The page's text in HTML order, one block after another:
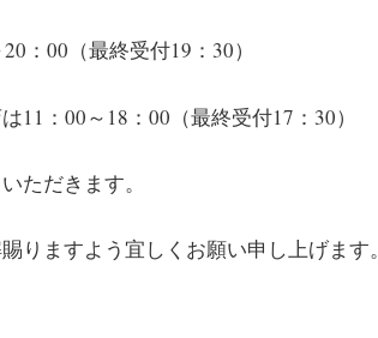
：00（最終受付19：30）
11：00～18：00（最終受付17：30）
ただきます。
りますよう宜しくお願い申し上げます。